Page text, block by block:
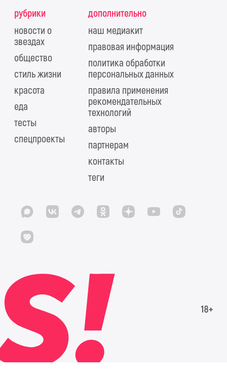
рубрики
новости о
звездах
общество
стиль жизни
красота
еда
тесты
спецпроекты
дополнительно
наш медиакит
правовая информация
политика обработки
персональных данных
правила применения
рекомендательных
технологий
авторы
партнерам
контакты
теги